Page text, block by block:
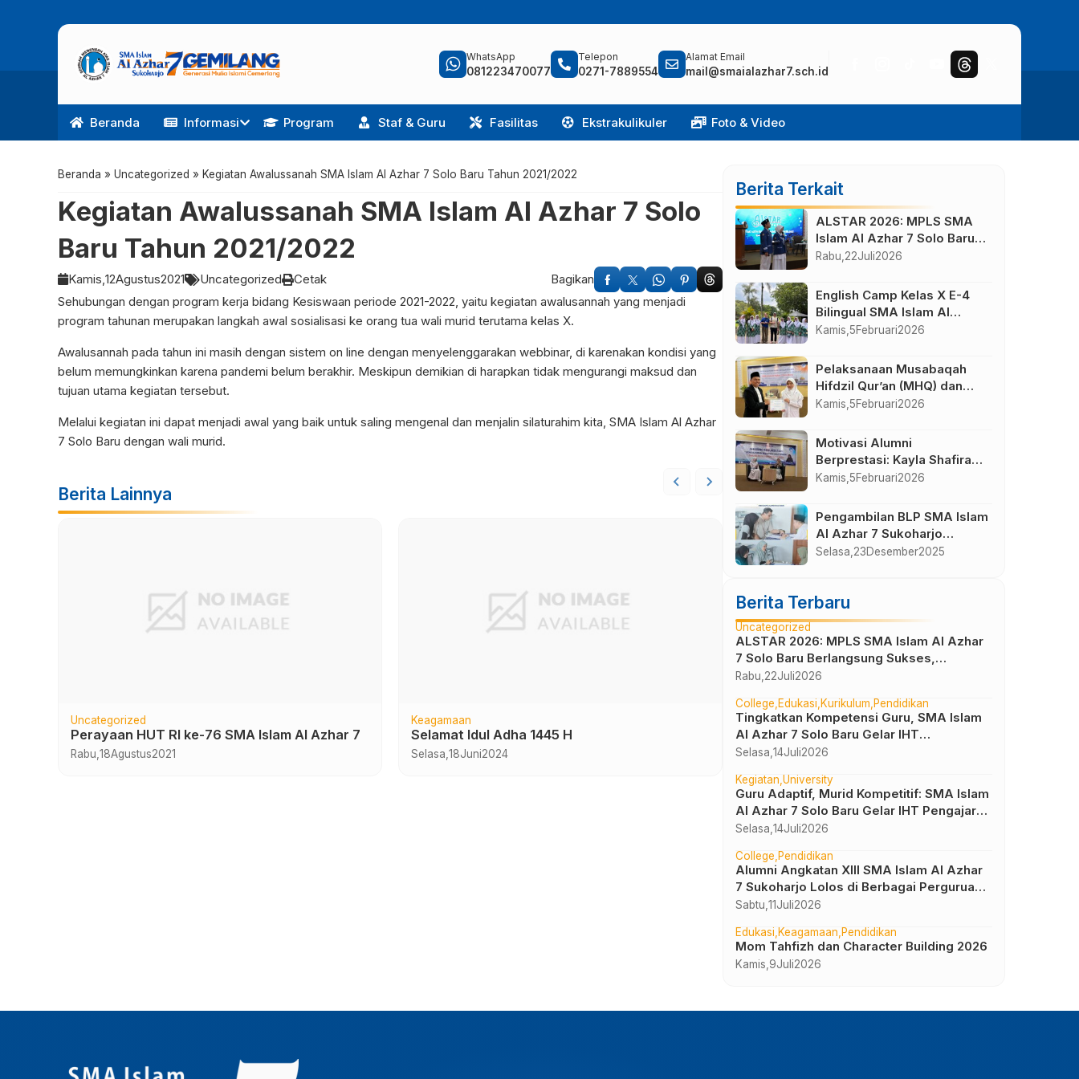
WhatsApp
081223470077
Telepon
0271-7889554
Alamat Email
mail@smaialazhar7.sch.id
Beranda Informasi Program Staf & Guru Fasilitas Ekstrakulikuler Foto & Video
Beranda » Uncategorized » Kegiatan Awalussanah SMA Islam Al Azhar 7 Solo Baru Tahun 2021/2022
Kegiatan Awalussanah SMA Islam Al Azhar 7 Solo
Baru Tahun 2021/2022
Kamis,12Agustus2021 Uncategorized Cetak
Bagikan
Sehubungan dengan program kerja bidang Kesiswaan periode 2021-2022, yaitu kegiatan awalusannah yang menjadi
program tahunan merupakan langkah awal sosialisasi ke orang tua wali murid terutama kelas X.
Awalusannah pada tahun ini masih dengan sistem on line dengan menyelenggarakan webbinar, di karenakan kondisi yang
belum memungkinkan karena pandemi belum berakhir. Meskipun demikian di harapkan tidak mengurangi maksud dan
tujuan utama kegiatan tersebut.
Melalui kegiatan ini dapat menjadi awal yang baik untuk saling mengenal dan menjalin silaturahim kita, SMA Islam Al Azhar
7 Solo Baru dengan wali murid.
Berita Lainnya
Uncategorized
Perayaan HUT RI ke-76 SMA Islam Al Azhar 7
Rabu, 18Agustus2021
Keagamaan
Selamat Idul Adha 1445 H
Selasa, 18Juni2024
Uncategorized
Keutamaan Alquran di Bulan Ramadhan
Jumat,22Maret
Berita Terkait
ALSTAR 2026: MPLS SMA
Islam Al Azhar 7 Solo Baru
Berlangsung Sukses,
Peserta Didik yang
Berkarakter
Rabu, 22Juli2026
English Camp Kelas X E-4
Bilingual SMA Islam Al
Azhar 7 di Desa Wisata
Magelang
Kamis, 5Februari2026
Pelaksanaan Musabaqah
Hifdzil Qur’an (MHQ) dan
Kajian PHBI Isra Mi’raj SMA
Kamis, 5Februari2026
Motivasi Alumni
Berprestasi: Kayla Shafira
Hafidz Tembus NUS
Kamis, 5Februari2026
Pengambilan BLP SMA Islam
Al Azhar 7 Sukoharjo
Semester Gasal Tahun
Selasa, 23Desember2025
Berita Terbaru
Uncategorized
ALSTAR 2026: MPLS SMA Islam Al Azhar
7 Solo Baru Berlangsung Sukses,
Wujudkan Awal Perjalanan Peserta Didik
Rabu, 22Juli2026
College Edukasi Kurikulum Pendidikan
Tingkatkan Kompetensi Guru, SMA Islam
Al Azhar 7 Solo Baru Gelar IHT
Pembelajaran Bilingual
Selasa, 14Juli2026
Kegiatan University
Guru Adaptif, Murid Kompetitif: SMA Islam
Al Azhar 7 Solo Baru Gelar IHT Pengajar
UTBK 2026
Selasa, 14Juli2026
College Pendidikan
Alumni Angkatan XIII SMA Islam Al Azhar
7 Sukoharjo Lolos di Berbagai Perguruan
Tinggi Negeri dan Luar Negeri
Sabtu, 11Juli2026
Edukasi Keagamaan Pendidikan
Mom Tahfizh dan Character Building 2026
Kamis, 9Juli2026